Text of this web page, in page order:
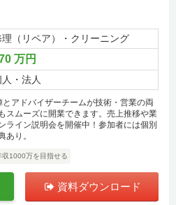
理（リペア）・クリーニング
万円
・法人
アドバイザーチームが技術・営業の両
スムーズに開業できます。売上推移や業
ライン説明会を開催中！参加者には個別
あり。
収1000万を目指せる
資料ダウンロード